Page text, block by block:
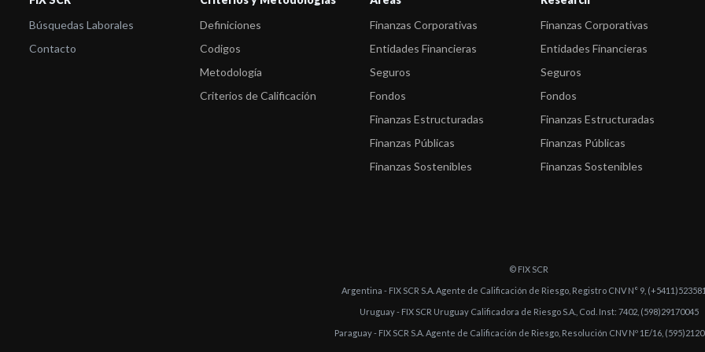
Búsquedas Laborales
Contacto
Definiciones
Codigos
Metodología
Criterios de Calificación
Finanzas Corporativas
Entidades Financieras
Seguros
Fondos
Finanzas Estructuradas
Finanzas Públicas
Finanzas Sostenibles
Finanzas Corporativas
Entidades Financieras
Seguros
Fondos
Finanzas Estructuradas
Finanzas Públicas
Finanzas Sostenibles
© FIX SCR
Argentina - FIX SCR S.A. Agente de Calificación de Riesgo, Registro CNV N° 9,
Uruguay - FIX SCR Uruguay Calificadora de Riesgo S.A., Cod. Inst: 7402, (598)29170045
Paraguay - FIX SCR S.A. Agente de Calificación de Riesgo, Resolución CNV Nº 1E/16,